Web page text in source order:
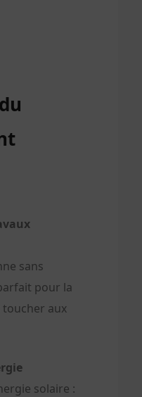
sans
pour la
aux
solaire :